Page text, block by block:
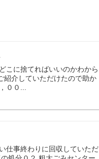
こに捨てればいいのかわから
紹介していただけたので助か
００...
仕事終わりに回収していただ